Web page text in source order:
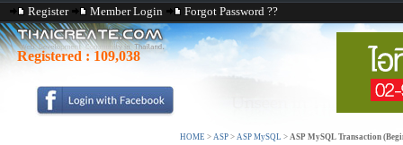
Register Member Login Forgot Password ??
Registered : 109,038
HOME > ASP > ASP MySQL > ASP MySQL Transaction